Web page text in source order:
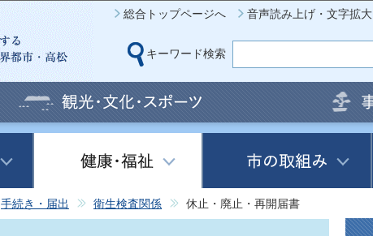
このページの本文へ移動
総合トップページへ 音声読み上げ・文字拡大
キーワード検索
手続き・届出 衛生検査関係 休止・廃止・再開届書